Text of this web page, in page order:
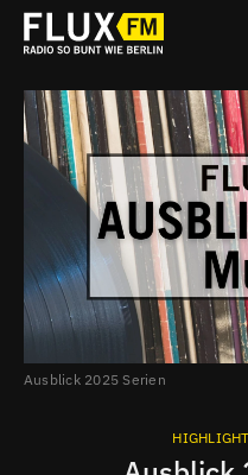
Ausblick 2025 Serien
HIGHLIGHT